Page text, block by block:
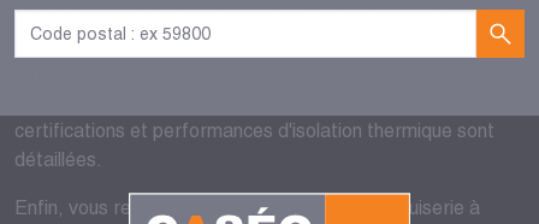
choisir les produits les mieux adaptés à votre projet tant sur
le plan technique qu'esthétique. Vous y trouverez les
certifications et performances d'isolation thermique sont
détaillées.
Enfin, vous rendre dans votre magasin de menuiserie à